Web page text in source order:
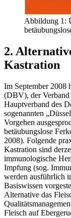
Abbildung 1:
2.
Kastration
Im September 2008
(DBV), der
Hauptverband des
sogenannten
Vorgehen
betäubungslose
2008). Folgende
Kastration sind
immunologische
Impfung (sog.
werden ausführlich
Basiswissen
Alternative das
Fleisch auf